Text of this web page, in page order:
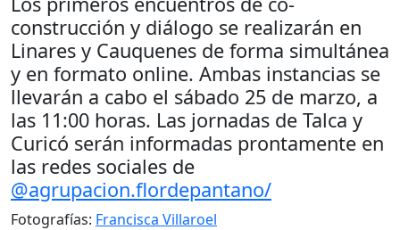
construcción y diálogo se realizarán en
Linares y Cauquenes de forma simultánea
y en formato online. Ambas instancias se
llevarán a cabo el sábado 25 de marzo, a
las 11:00 horas. Las jornadas de Talca y
Curicó serán informadas prontamente en
las redes sociales de
@agrupacion.flordepantano/
Fotografías: Francisca Villaroel